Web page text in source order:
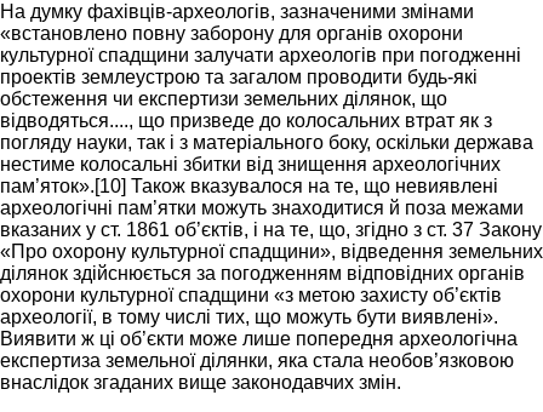
На думку фахівців-археологів, зазначеними змінами
«встановлено повну заборону для органів охорони
культурної спадщини залучати археологів при погодженні
проектів землеустрою та загалом проводити будь-які
обстеження чи експертизи земельних ділянок, що
відводяться...., що призведе до колосальних втрат як з
погляду науки, так і з матеріального боку, оскільки держава
нестиме колосальні збитки від знищення археологічних
пам’яток».[10] Також вказувалося на те, що невиявлені
археологічні пам’ятки можуть знаходитися й поза межами
вказаних у ст. 1861 об’єктів, і на те, що, згідно з ст. 37 Закону
«Про охорону культурної спадщини», відведення земельних
ділянок здійснюється за погодженням відповідних органів
охорони культурної спадщини «з метою захисту об’єктів
археології, в тому числі тих, що можуть бути виявлені».
Виявити ж ці об’єкти може лише попередня археологічна
експертиза земельної ділянки, яка стала необов’язковою
внаслідок згаданих вище законодавчих змін.